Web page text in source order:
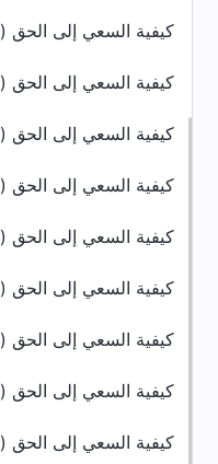
كيفية السعي إلى الحق (4)
كيفية السعي إلى الحق (4)
كيفية السعي إلى الحق (5)
كيفية السعي إلى الحق (5)
كيفية السعي إلى الحق (5)
كيفية السعي إلى الحق (6)
كيفية السعي إلى الحق (6)
كيفية السعي إلى الحق (6)
كيفية السعي إلى الحق (7)